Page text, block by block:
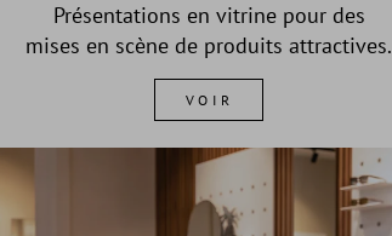
Présentations en vitrine pour des
mises en scène de produits attractives.
VOIR